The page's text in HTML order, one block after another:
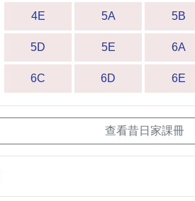
4E 5A 5B
5D 5E 6A
6C 6D 6E
查看昔日家課冊